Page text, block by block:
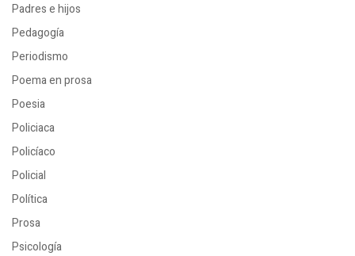
Padres e hijos
Pedagogía
Periodismo
Poema en prosa
Poesia
Policiaca
Policíaco
Policial
Política
Prosa
Psicología